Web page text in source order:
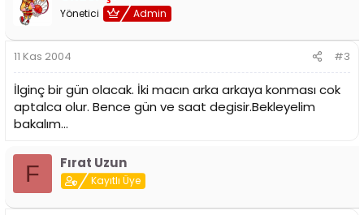
Yönetici Admin
11 Kas 2004 #3
İlginç bir gün olacak. İki macın arka arkaya konması cok
aptalca olur. Bence gün ve saat degisir.Bekleyelim
bakalım...
F Fırat Uzun
Kayıtlı Üye